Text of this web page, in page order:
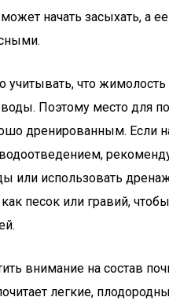
начать засыхать, а
учитывать, что жимолость
воды. Поэтому место для
дренированным. Если
или использовать
песок или гравий,
внимание на состав
легкие,